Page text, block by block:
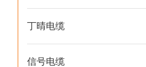
丁晴电缆
信号电缆